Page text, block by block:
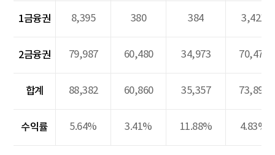
1금융권 8,395 380 384 3,421
2금융권 79,987 60,480 34,973 70,472
합계 88,382 60,860 35,357 73,893
수익률 5.64% 3.41% 11.88% 4.83%